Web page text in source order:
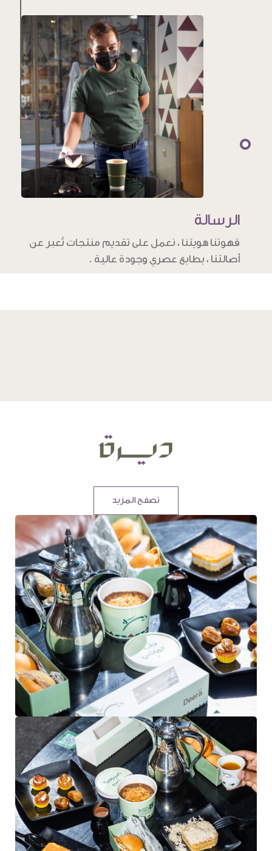
الرسالة
قهوتنا هويتنا ، نعمل على تقديم منتجات تُعبر عن
أصالتنا ، بطابع عصري وجودة عالية .
تصفح المزيد